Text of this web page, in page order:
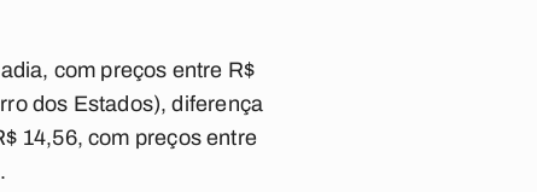
com preços entre R$
dos Estados), diferença
14,56, com preços entre